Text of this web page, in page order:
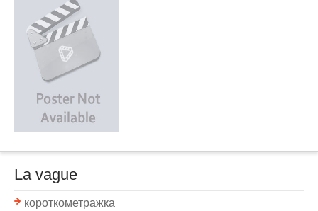
La vague
короткометражка